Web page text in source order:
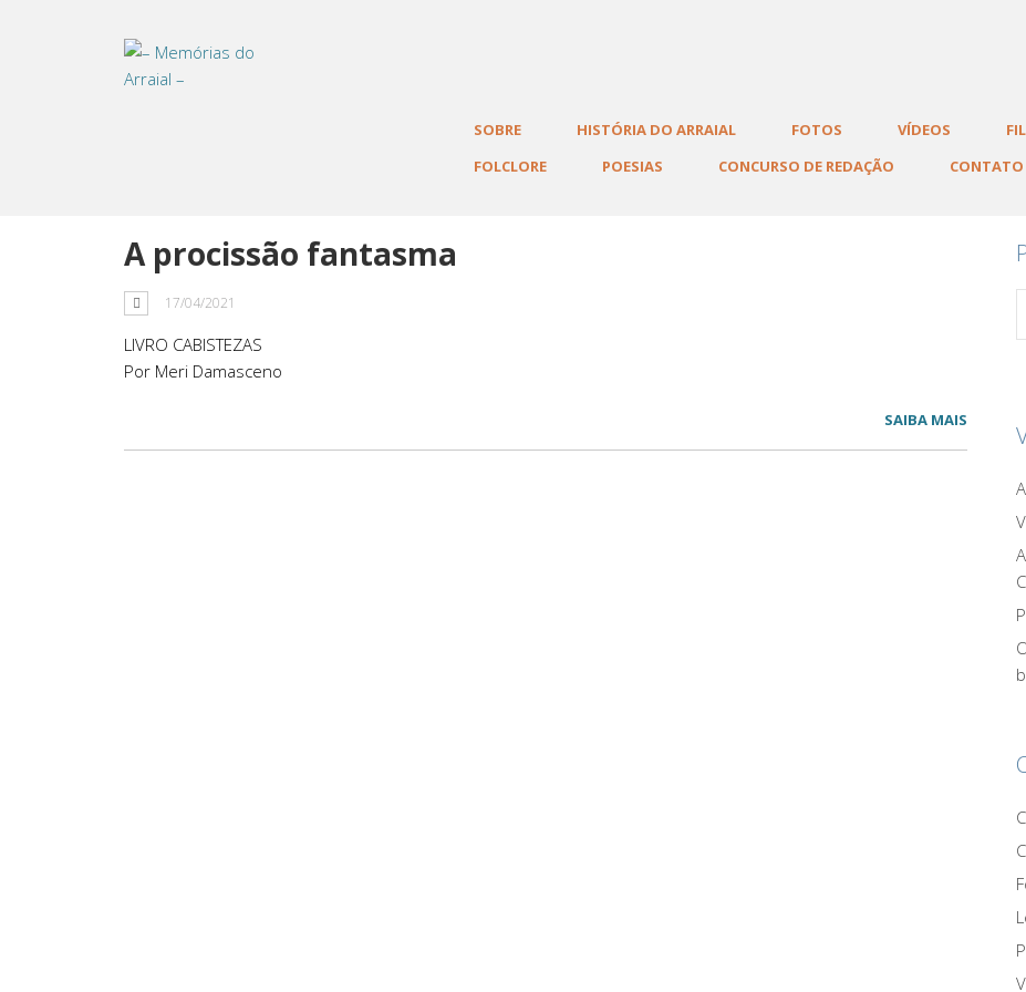
SOBRE HISTÓRIA DO ARRAIAL FOTOS VÍDEOS
FOLCLORE
POESIAS CONCURSO DE REDAÇÃO CONTATO
Tag: escuridão
A procissão fantasma
17/04/2021
LIVRO CABISTEZAS
Por Meri Damasceno
SAIBA MAIS